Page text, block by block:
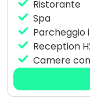
Ristorante
Spa
Parcheggio
Reception
Camere